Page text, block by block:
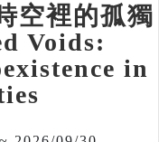
空裡的孤獨
Voids:
in